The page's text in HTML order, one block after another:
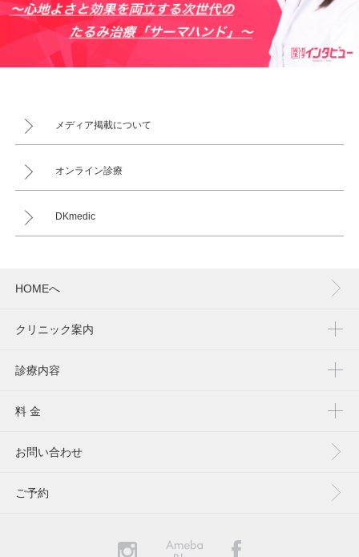
メディア掲載について
オンライン診療
DKmedic
HOMEへ
クリニック案内
診療内容
料 金
お問い合わせ
ご予約